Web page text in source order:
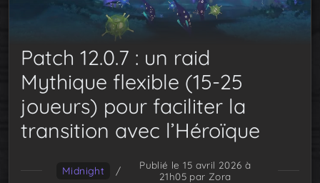
Patch 12.0.7 : un raid
Mythique flexible (15-25
joueurs) pour faciliter la
transition avec l’Héroïque
Midnight /
Publié le 15 avril 2026 à
21h05 par Zora